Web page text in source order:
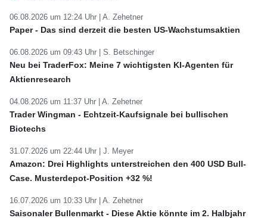
06.08.2026 um 12:24 Uhr | A. Zehetner
Paper - Das sind derzeit die besten US-Wachstumsaktien
06.08.2026 um 09:43 Uhr | S. Betschinger
Neu bei TraderFox: Meine 7 wichtigsten KI-Agenten für
Aktienresearch
04.08.2026 um 11:37 Uhr | A. Zehetner
Trader Wingman - Echtzeit-Kaufsignale bei bullischen
Biotechs
31.07.2026 um 22:44 Uhr | J. Meyer
Amazon: Drei Highlights unterstreichen den 400 USD Bull-
Case. Musterdepot-Position +32 %!
16.07.2026 um 10:33 Uhr | A. Zehetner
Saisonaler Bullenmarkt - Diese Aktie könnte im 2. Halbjahr